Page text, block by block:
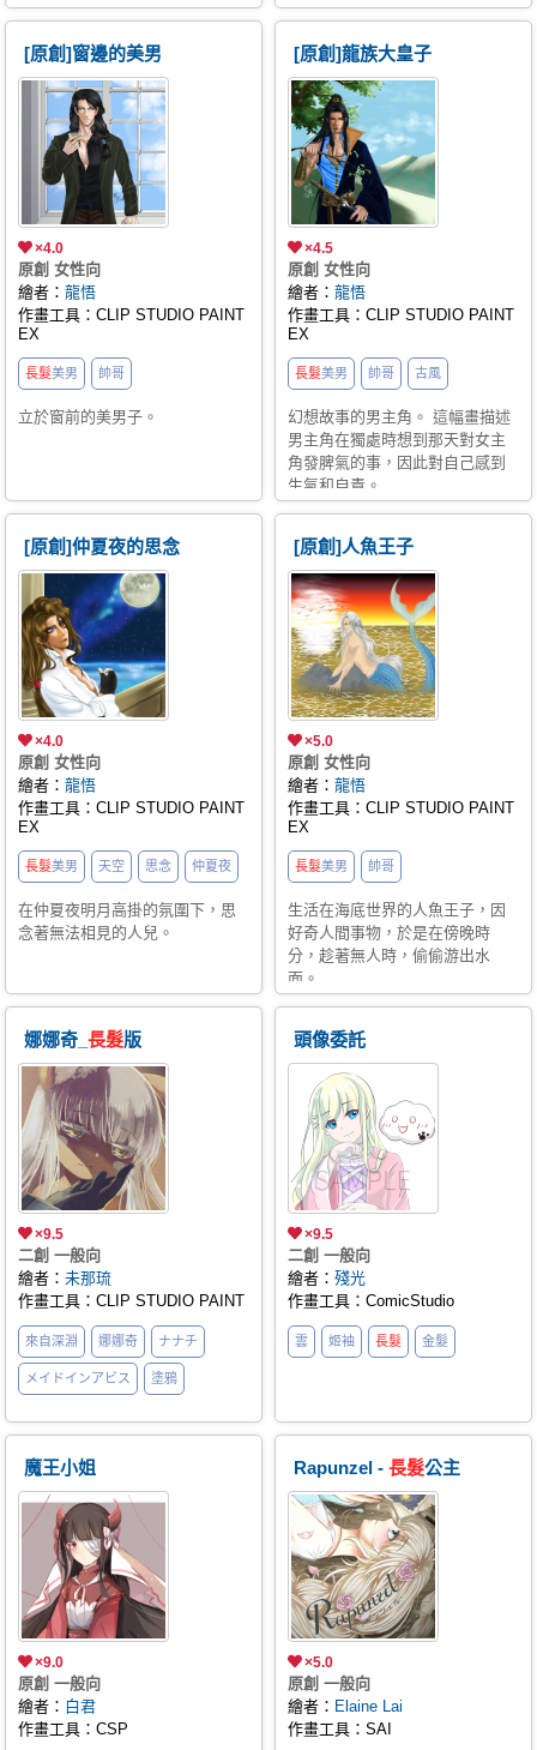
here are for personal viewing and
training, unauthorized
reproduction, modification, or
commercial use is prohibited.
here are for personal viewing and
training, unauthorized
reproduction, modification, or
commercial use is prohibited.
https://youtu.be/Jub1qWNxFQ0
[原創]窗邊的美男
×4.0
原創 女性向
繪者：龍悟
作畫工具：CLIP STUDIO PAINT
EX
長髮美男 帥哥
立於窗前的美男子。
[原創]龍族大皇子
×4.5
原創 女性向
繪者： 龍悟
作畫工具：CLIP STUDIO PAINT
EX
長髮美男 帥哥 古風
幻想故事的男主角。 這幅畫描述
男主角在獨處時想到那天對女主
角發脾氣的事，因此對自己感到
生氣和自責。
[原創]仲夏夜的思念
×4.0
原創 女性向
繪者：龍悟
作畫工具：CLIP STUDIO PAINT
EX
長髮美男 天空 思念 仲夏夜
在仲夏夜明月高掛的氛圍下，思
念著無法相見的人兒。
[原創]人魚王子
×5.0
原創 女性向
繪者： 龍悟
作畫工具：CLIP STUDIO PAINT
EX
長髮美男 帥哥
生活在海底世界的人魚王子，因
好奇人間事物，於是在傍晚時
分，趁著無人時，偷偷游出水
面。
娜娜奇_長髮版
×9.5
二創 一般向
繪者：未那琉
作畫工具：CLIP STUDIO PAINT
來自深淵 娜娜奇 ナナチ
メイドインアビス 塗鴉
頭像委託
×9.5
二創 一般向
繪者： 殘光
作畫工具：ComicStudio
雲 姬袖 長髮 金髮
魔王小姐
×9.0
原創 一般向
繪者： 白君
作畫工具：CSP
Rapunzel - 長髮公主
×5.0
原創 一般向
繪者： Elaine Lai
作畫工具：SAI